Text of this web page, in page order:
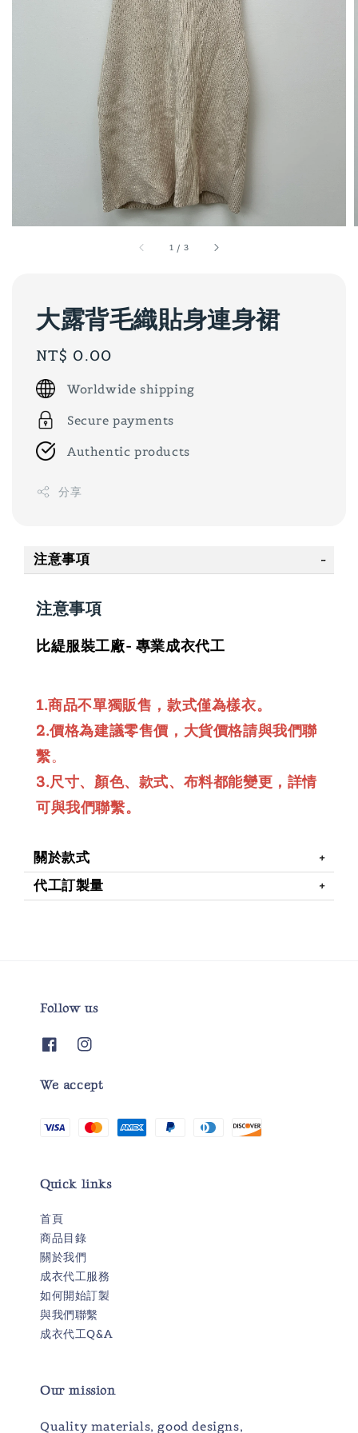
1 / 3
大露背毛織貼身連身裙
Regular
price
NT$ 0.00
Worldwide shipping
Secure payments
Authentic products
分享
注意事項
注意事項
比緹服裝工廠- 專業成衣代工
1.商品不單獨販售，款式僅為樣衣。
2.價格為建議零售價，大貨價格請與我們聯
繫。
3.尺寸、顏色、款式、布料都能變更，詳情
可與我們聯繫。
關於款式
代工訂製量
Follow us
We accept
Quick links
首頁
商品目錄
關於我們
成衣代工服務
如何開始訂製
與我們聯繫
成衣代工Q&A
Our mission
Quality materials, good designs,